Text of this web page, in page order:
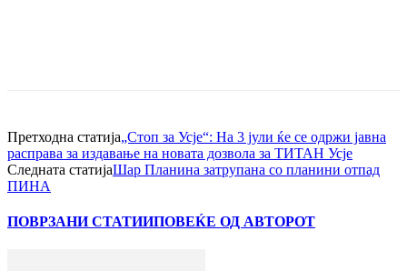
Претходна статија„Стоп за Усје“: На 3 јули ќе се одржи јавна
расправа за издавање на новата дозвола за ТИТАН Усје
Следната статијаШар Планина затрупана со планини отпад
ПИНА
ПОВРЗАНИ СТАТИИПОВЕЌЕ ОД АВТОРОТ